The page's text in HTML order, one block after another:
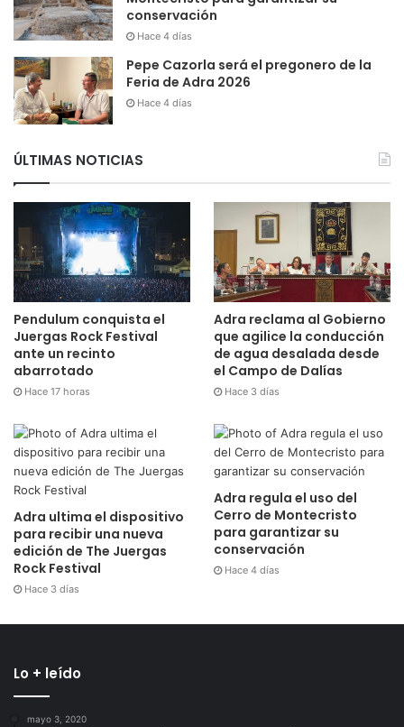
conservación
Hace 4 días
Pepe Cazorla será el pregonero de la
Feria de Adra 2026
Hace 4 días
ÚLTIMAS NOTICIAS
Pendulum conquista el
Juergas Rock Festival
ante un recinto
abarrotado
Hace 17 horas
Adra reclama al Gobierno
que agilice la conducción
de agua desalada desde
el Campo de Dalías
Hace 3 días
Adra ultima el dispositivo
para recibir una nueva
edición de The Juergas
Rock Festival
Hace 3 días
Adra regula el uso del
Cerro de Montecristo
para garantizar su
conservación
Hace 4 días
Lo + leído
mayo 3, 2020